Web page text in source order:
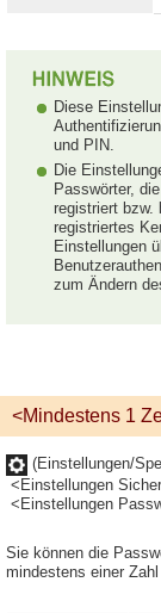
Diese
und PIN.
Die
Passwörter,
registriert bzw.
registriertes
Einstellungen
zum Ändern
<Mindestens 1
(Einstellungen/
<Einstellungen
<Einstellungen
Sie können die
mindestens einer